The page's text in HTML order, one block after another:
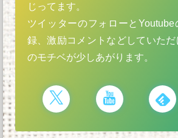
じってます。
ツイッターのフォローと
録、激励コメントなどしていた
のモチベが少しあがります。